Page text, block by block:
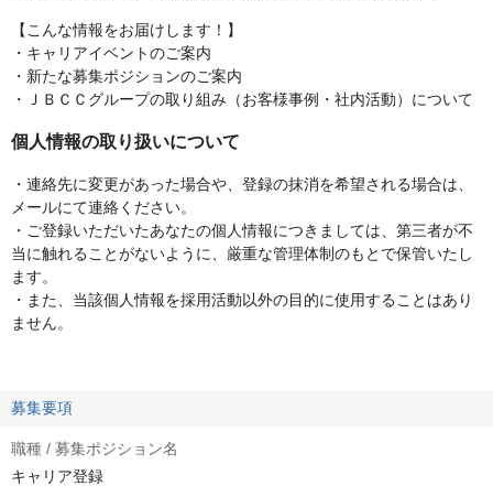
【こんな情報をお届けします！】
・キャリアイベントのご案内
・新たな募集ポジションのご案内
・ＪＢＣＣグループの取り組み（お客様事例・社内活動）について
個人情報の取り扱いについて
・連絡先に変更があった場合や、登録の抹消を希望される場合は、
メールにて連絡ください。
・ご登録いただいたあなたの個人情報につきましては、第三者が不
当に触れることがないように、厳重な管理体制のもとで保管いたし
ます。
・また、当該個人情報を採用活動以外の目的に使用することはあり
ません。
募集要項
職種 / 募集ポジション名
キャリア登録